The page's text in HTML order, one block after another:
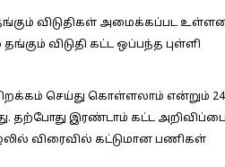
விடுதிகள் அமைக்கப்பட
விடுதி கட்ட ஒப்பந்த புள்ளி
செய்து கொள்ளலாம் என்றும்
தற்போது இரண்டாம் கட்ட
விரைவில் கட்டுமான பணிகள்